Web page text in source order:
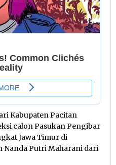
Kabupaten Pacitan
calon Pasukan Pengibar
Jawa Timur di
Nanda Putri Maharani dari